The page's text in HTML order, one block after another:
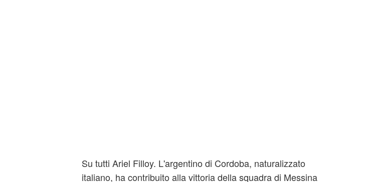
Su tutti Ariel Filloy. L'argentino di Cordoba, naturalizzato
italiano, ha contribuito alla vittoria della squadra di Messina